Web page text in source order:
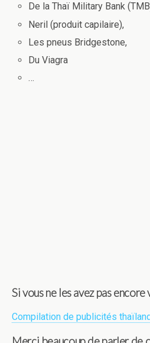
De la Thaï Military Bank
Neril (produit capilaire),
Les pneus Bridgestone,
Du Viagra
…
Si vous ne les avez pas encore
Compilation de publicités